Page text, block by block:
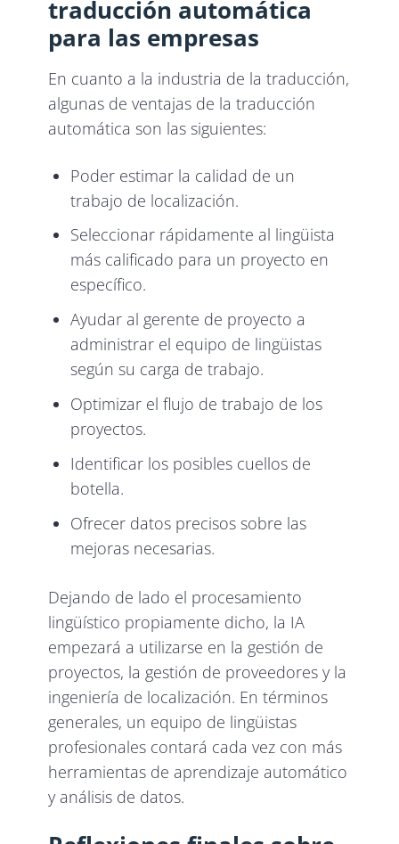
traducción automática
para las empresas
En cuanto a la industria de la traducción,
algunas de ventajas de la traducción
automática son las siguientes:
Poder estimar la calidad de un
trabajo de localización.
Seleccionar rápidamente al lingüista
más calificado para un proyecto en
específico.
Ayudar al gerente de proyecto a
administrar el equipo de lingüistas
según su carga de trabajo.
Optimizar el flujo de trabajo de los
proyectos.
Identificar los posibles cuellos de
botella.
Ofrecer datos precisos sobre las
mejoras necesarias.
Dejando de lado el procesamiento
lingüístico propiamente dicho, la IA
empezará a utilizarse en la gestión de
proyectos, la gestión de proveedores y la
ingeniería de localización. En términos
generales, un equipo de lingüistas
profesionales contará cada vez con más
herramientas de aprendizaje automático
y análisis de datos.